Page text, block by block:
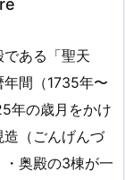
ある「聖天
間（1735年〜
年の歳月をかけ
（ごんげんづ
・奥殿の3棟が一